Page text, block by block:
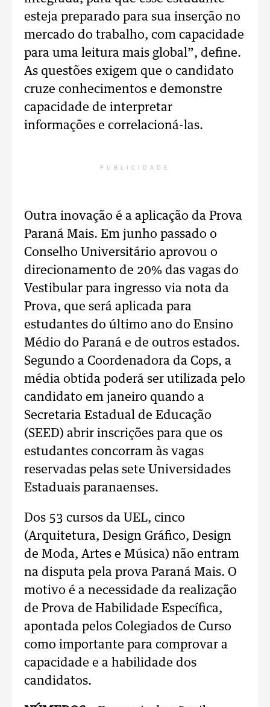
esteja preparado para sua inserção no
mercado do trabalho, com capacidade
para uma leitura mais global”, define.
As questões exigem que o candidato
cruze conhecimentos e demonstre
capacidade de interpretar
informações e correlacioná-las.
PUBLICIDADE
Outra inovação é a aplicação da Prova
Paraná Mais. Em junho passado o
Conselho Universitário aprovou o
direcionamento de 20% das vagas do
Vestibular para ingresso via nota da
Prova, que será aplicada para
estudantes do último ano do Ensino
Médio do Paraná e de outros estados.
Segundo a Coordenadora da Cops, a
média obtida poderá ser utilizada pelo
candidato em janeiro quando a
Secretaria Estadual de Educação
(SEED) abrir inscrições para que os
estudantes concorram às vagas
reservadas pelas sete Universidades
Estaduais paranaenses.
Dos 53 cursos da UEL, cinco
(Arquitetura, Design Gráfico, Design
de Moda, Artes e Música) não entram
na disputa pela prova Paraná Mais. O
motivo é a necessidade da realização
de Prova de Habilidade Específica,
apontada pelos Colegiados de Curso
como importante para comprovar a
capacidade e a habilidade dos
candidatos.